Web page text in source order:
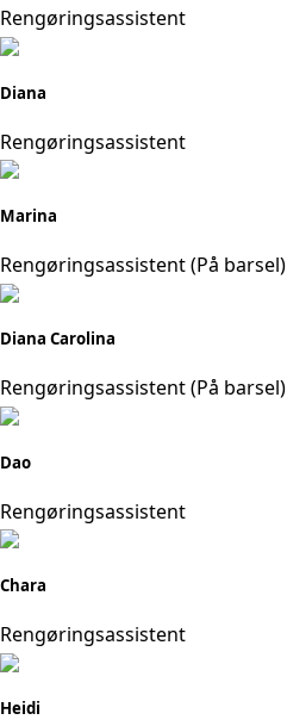
Rengøringsassistent
Diana
Rengøringsassistent
Marina
Rengøringsassistent (På barsel)
Diana Carolina
Rengøringsassistent (På barsel)
Dao
Rengøringsassistent
Chara
Rengøringsassistent
Heidi